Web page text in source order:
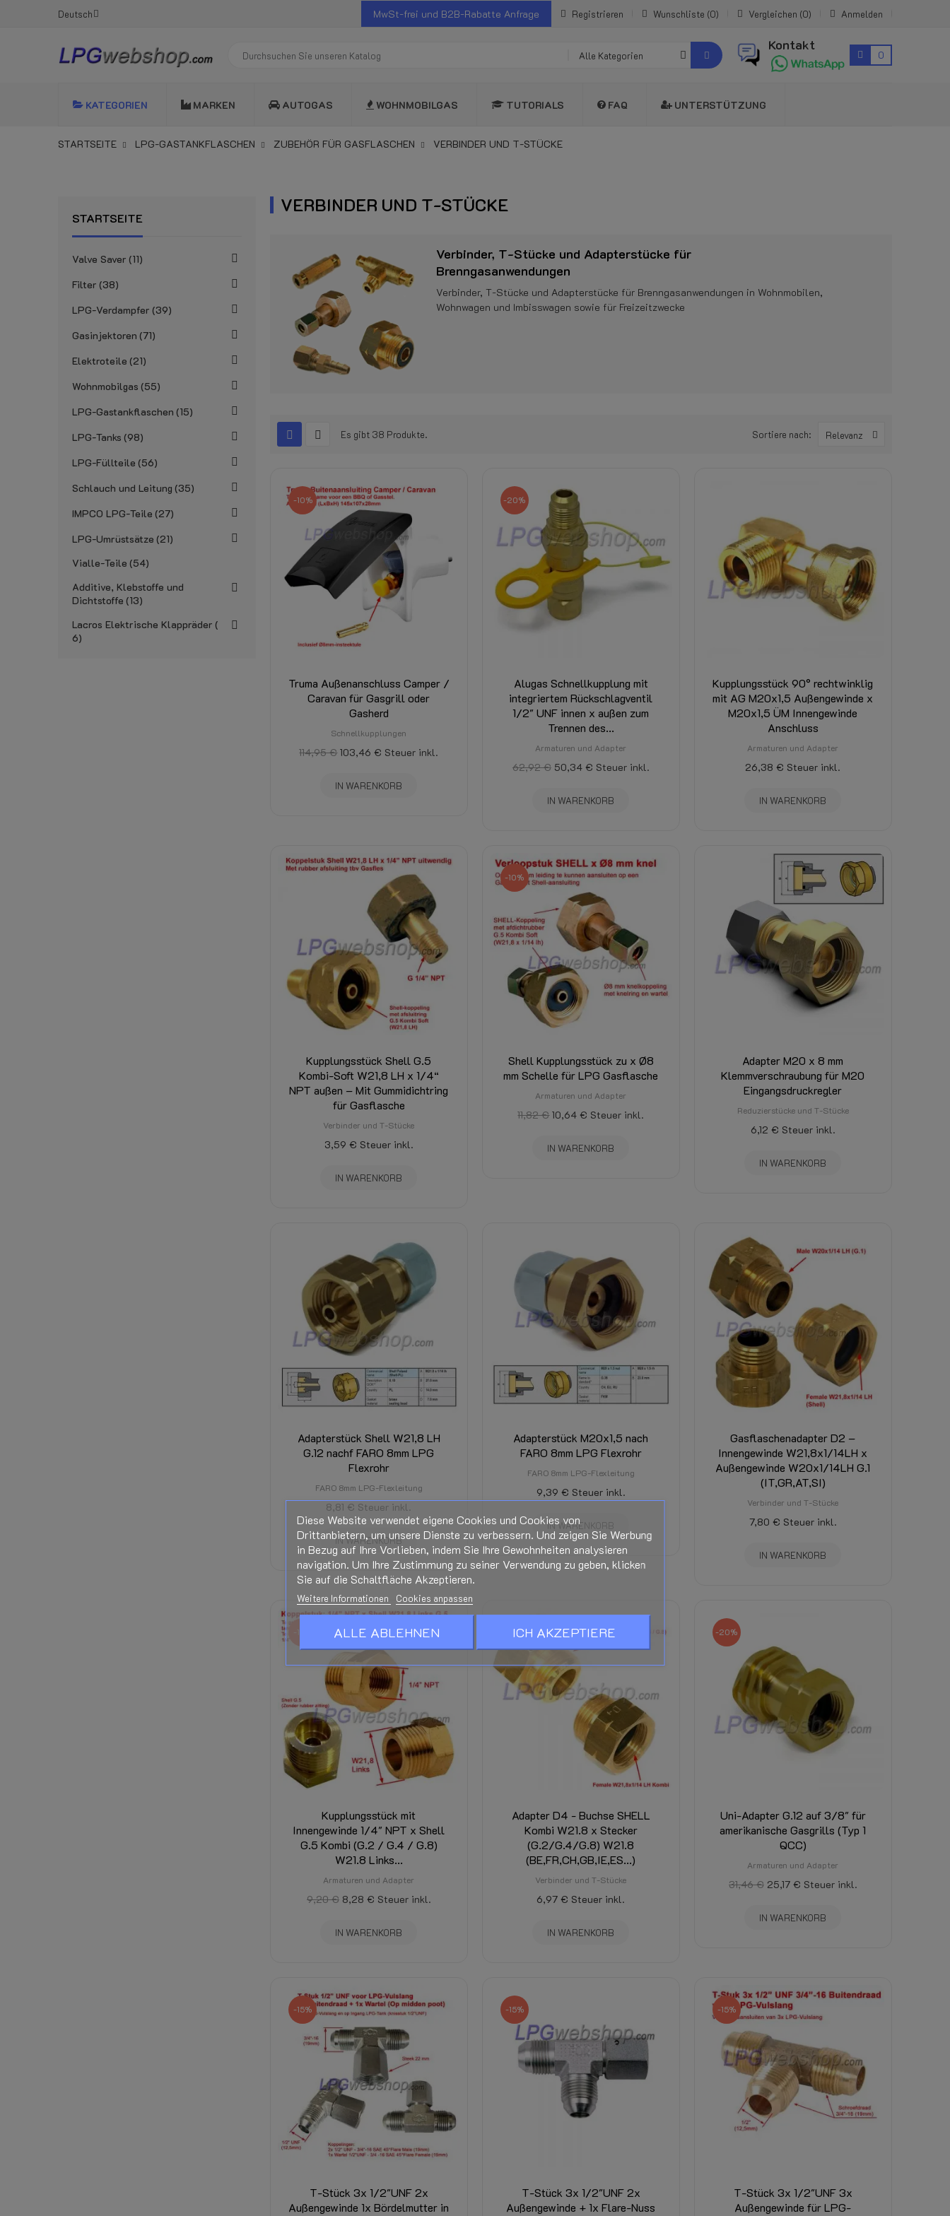
Deutsch MwSt-frei und B2B-Rabatte Anfrage Registrieren Wunschliste 0 Vergleichen 0 Anmelden
Alle Kategorien
Kontakt
0
KATEGORIEN MARKEN AUTOGAS WOHNMOBILGAS TUTORIALS FAQ UNTERSTÜTZUNG
STARTSEITE LPG-GASTANKFLASCHEN ZUBEHÖR FÜR GASFLASCHEN VERBINDER UND T-STÜCKE
STARTSEITE
Valve Saver 11
Filter 38
LPG-Verdampfer 39
Gasinjektoren 71
Elektroteile 21
Wohnmobilgas 55
LPG-Gastankflaschen 15
LPG-Tanks 98
LPG-Füllteile 56
Schlauch und Leitung 35
IMPCO LPG-Teile 27
LPG-Umrüstsätze 21
Vialle-Teile 54
Additive, Klebstoffe und
Dichtstoffe 13
Lacros Elektrische Klappräder
6
VERBINDER UND T-STÜCKE
Verbinder, T-Stücke und Adapterstücke für
Brenngasanwendungen
Verbinder, T-Stücke und Adapterstücke für Brenngasanwendungen in Wohnmobilen,
Wohnwagen und Imbisswagen sowie für Freizeitzwecke
Es gibt 38 Produkte. Sortiere nach: Relevanz
-10%
Truma Außenanschluss Camper /
Caravan für Gasgrill oder
Gasherd
Schnellkupplungen
114,95 € 103,46 € Steuer inkl.
IN WARENKORB
-20%
Alugas Schnellkupplung mit
integriertem Rückschlagventil
1/2" UNF innen x außen zum
Trennen des...
Armaturen und Adapter
62,92 € 50,34 € Steuer inkl.
IN WARENKORB
Kupplungsstück 90° rechtwinklig
mit AG M20x1,5 Außengewinde x
M20x1,5 ÜM Innengewinde
Anschluss
Armaturen und Adapter
26,38 € Steuer inkl.
IN WARENKORB
Kupplungsstück Shell G.5
Kombi-Soft W21,8 LH x 1/4“
NPT außen – Mit Gummidichtring
für Gasflasche
Verbinder und T-Stücke
3,59 € Steuer inkl.
IN WARENKORB
-10%
Shell Kupplungsstück zu x Ø8
mm Schelle für LPG Gasflasche
Armaturen und Adapter
11,82 € 10,64 € Steuer inkl.
IN WARENKORB
Adapter M20 x 8 mm
Klemmverschraubung für M20
Eingangsdruckregler
Reduzierstücke und T-Stücke
6,12 € Steuer inkl.
IN WARENKORB
Adapterstück Shell W21,8 LH
G.12 nachf FARO 8mm LPG
Flexrohr
FARO 8mm LPG-Flexleitung
8,81 € Steuer inkl.
IN WARENKORB
Adapterstück M20x1,5 nach
FARO 8mm LPG Flexrohr
FARO 8mm LPG-Flexleitung
9,39 € Steuer inkl.
IN WARENKORB
Gasflaschenadapter D2 –
Innengewinde W21,8x1/14LH x
Außengewinde W20x1/14LH G.1
(IT,GR,AT,SI)
Verbinder und T-Stücke
7,80 € Steuer inkl.
IN WARENKORB
-10%
Kupplungsstück mit
Innengewinde 1/4" NPT x Shell
G.5 Kombi (G.2 / G.4 / G.8)
W21.8 Links...
Armaturen und Adapter
9,20 € 8,28 € Steuer inkl.
IN WARENKORB
Adapter D4 - Buchse SHELL
Kombi W21.8 x Stecker
(G.2/G.4/G.8) W21.8
(BE,FR,CH,GB,IE,ES...)
Verbinder und T-Stücke
6,97 € Steuer inkl.
IN WARENKORB
-20%
Uni-Adapter G.12 auf 3/8" für
amerikanische Gasgrills (Typ 1
QCC)
Armaturen und Adapter
31,46 € 25,17 € Steuer inkl.
IN WARENKORB
-15%
T-Stück 3x 1/2"UNF 2x
Außengewinde 1x Bördelmutter in
-15%
T-Stück 3x 1/2"UNF 2x
Außengewinde + 1x Flare-Nuss
-15%
T-Stück 3x 1/2"UNF 3x
Außengewinde für LPG-
Diese Website verwendet eigene Cookies und Cookies von
Drittanbietern, um unsere Dienste zu verbessern. Und zeigen Sie Werbung
in Bezug auf Ihre Vorlieben, indem Sie Ihre Gewohnheiten analysieren
navigation. Um Ihre Zustimmung zu seiner Verwendung zu geben, klicken
Sie auf die Schaltfläche Akzeptieren.
Weitere Informationen Cookies anpassen
ALLE ABLEHNEN ICH AKZEPTIERE